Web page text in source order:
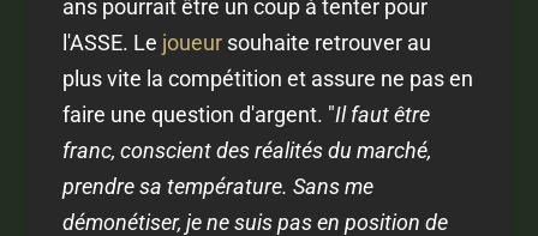
ans pourrait être un coup à tenter pour
l'ASSE. Le joueur souhaite retrouver au
plus vite la compétition et assure ne pas en
faire une question d'argent. "Il faut être
franc, conscient des réalités du marché,
prendre sa température. Sans me
démonétiser, je ne suis pas en position de